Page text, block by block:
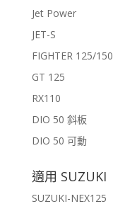
Jet Power
JET-S
FIGHTER 125/150
GT 125
RX110
DIO 50 斜板
DIO 50 可動
適用 SUZUKI
SUZUKI-NEX125